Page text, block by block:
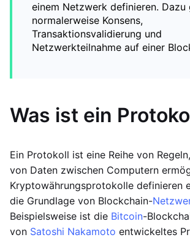
einem Netzwerk definieren. Dazu
normalerweise Konsens,
Transaktionsvalidierung und
Netzwerkteilnahme auf einer
Was ist ein
Ein Protokoll ist eine Reihe von
von Daten zwischen Computern
Kryptowährungsprotokolle definieren
die Grundlage von Blockchain-
Beispielsweise ist die Bitcoin-
von Satoshi Nakamoto entwickeltes